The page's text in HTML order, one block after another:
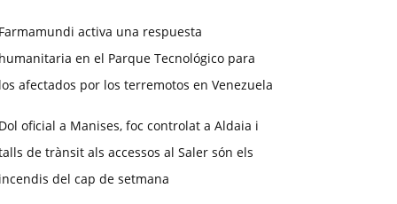
Farmamundi activa una respuesta
humanitaria en el Parque Tecnológico para
los afectados por los terremotos en Venezuela
Dol oficial a Manises, foc controlat a Aldaia i
de trànsit als accessos al Saler són els
incendis del cap de setmana